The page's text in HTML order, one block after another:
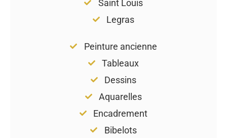
Saint Louis
Legras
Peinture ancienne
Tableaux
Dessins
Aquarelles
Encadrement
Bibelots